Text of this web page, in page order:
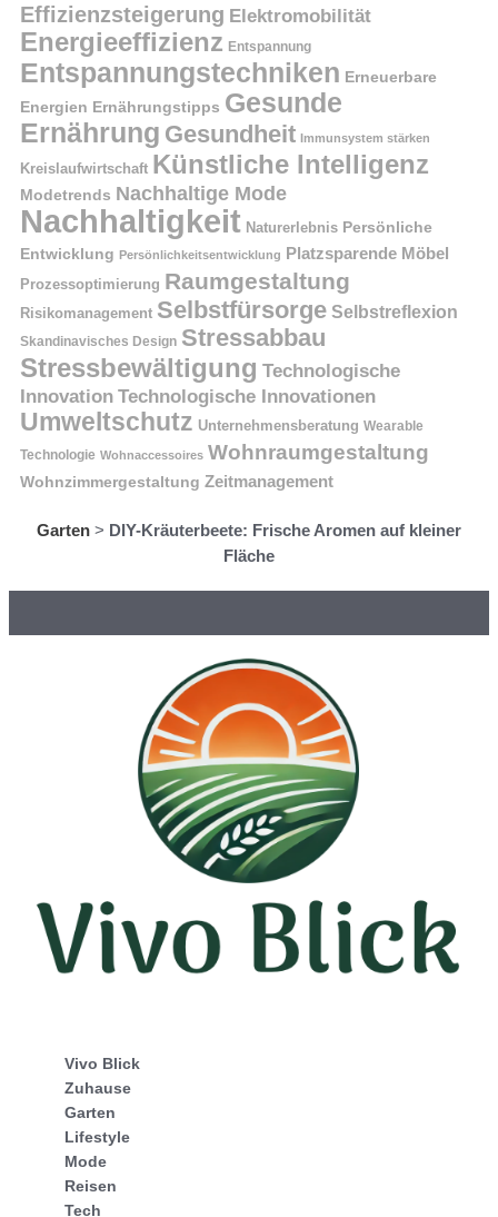
Effizienzsteigerung Elektromobilität
Energieeffizienz Entspannung
Entspannungstechniken Erneuerbare
Energien Ernährungstipps Gesunde
Ernährung Gesundheit Immunsystem stärken
Kreislaufwirtschaft Künstliche Intelligenz
Modetrends Nachhaltige Mode
Nachhaltigkeit Naturerlebnis Persönliche
Entwicklung Persönlichkeitsentwicklung Platzsparende Möbel
Prozessoptimierung Raumgestaltung
Risikomanagement Selbstfürsorge Selbstreflexion
Skandinavisches Design Stressabbau
Stressbewältigung Technologische
Innovation Technologische Innovationen
Umweltschutz Unternehmensberatung Wearable
Technologie Wohnaccessoires Wohnraumgestaltung
Wohnzimmergestaltung Zeitmanagement
Garten > DIY-Kräuterbeete: Frische Aromen auf kleiner
Fläche
Vivo Blick
Zuhause
Garten
Lifestyle
Mode
Reisen
Tech